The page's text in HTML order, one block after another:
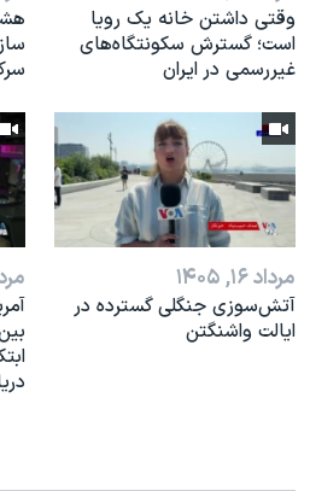
وقتی داشتن خانه یک رویا
است؛ گسترش سکونتگاه‌های
غیررسمی در ایران
مرداد ۱۶, ۱۴۰۵
آتش‌سوزی جنگلی گسترده در
ایالت واشنگتن
مرداد